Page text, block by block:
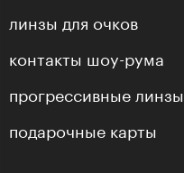
линзы для очков
контакты шоу-рума
прогрессивные линзы
подарочные карты